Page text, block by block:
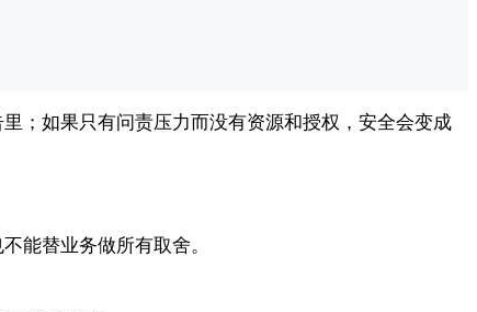
；如果只有问责压力而没有资源和授权，安全会变成
能替业务做所有取舍。